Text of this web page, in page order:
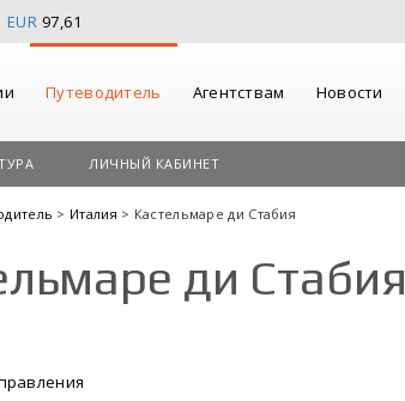
EUR 97,61
Путеводитель Агентствам Новости
ЛИЧНЫЙ КАБИНЕТ
> Италия > Кастельмаре ди Стабия
ди Стабия